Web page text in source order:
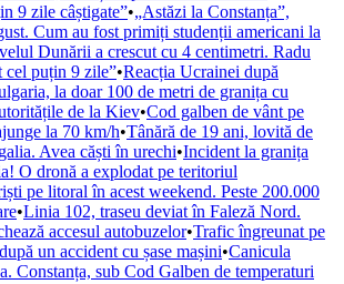
9 zile câștigate”•„Astăzi la Constanța”,
Cum au fost primiți studenții americani la
Dunării a crescut cu 4 centimetri. Radu
cel puțin 9 zile”•Reacția Ucrainei după
la doar 100 de metri de granița cu
de la Kiev•Cod galben de vânt pe
la 70 km/h•Tânără de 19 ani, lovită de
Avea căști în urechi•Incident la granița
O dronă a explodat pe teritoriul
pe litoral în acest weekend. Peste 200.000
•Linia 102, traseu deviat în Faleză Nord.
accesul autobuzelor•Trafic îngreunat pe
un accident cu șase mașini•Canicula
Constanța, sub Cod Galben de temperaturi